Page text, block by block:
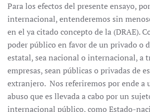
Para los efectos del presente ensayo,
internacional, entenderemos sin
en el ya citado concepto de la (DRAE).
poder público en favor de un privado o
estatal, sea nacional o internacional, a
empresas, sean públicas o privadas de
extranjero. Nos referiremos por ende a
abu­so que es llevada a cabo por un
internacional público, como Estado-